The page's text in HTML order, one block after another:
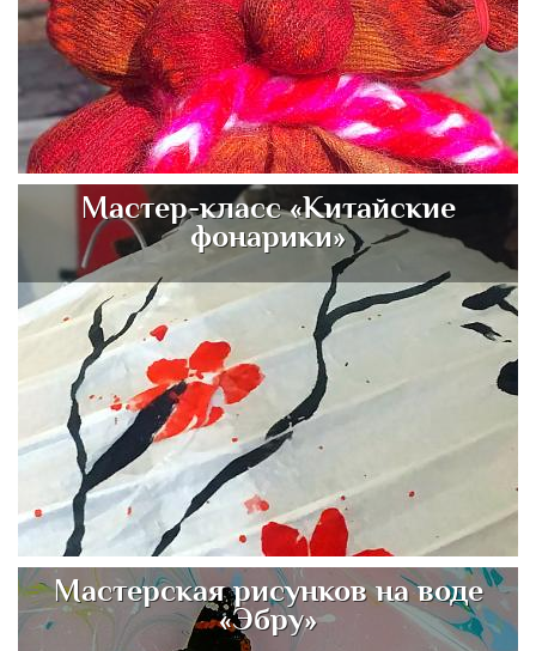
Мастер-класс «Китайские
фонарики»
Мастерская рисунков на воде
«Эбру»